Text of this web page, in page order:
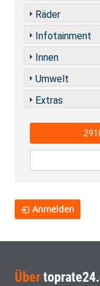
Räder
Infotainment
Innen
Umwelt
Extras
Anmelden
Über